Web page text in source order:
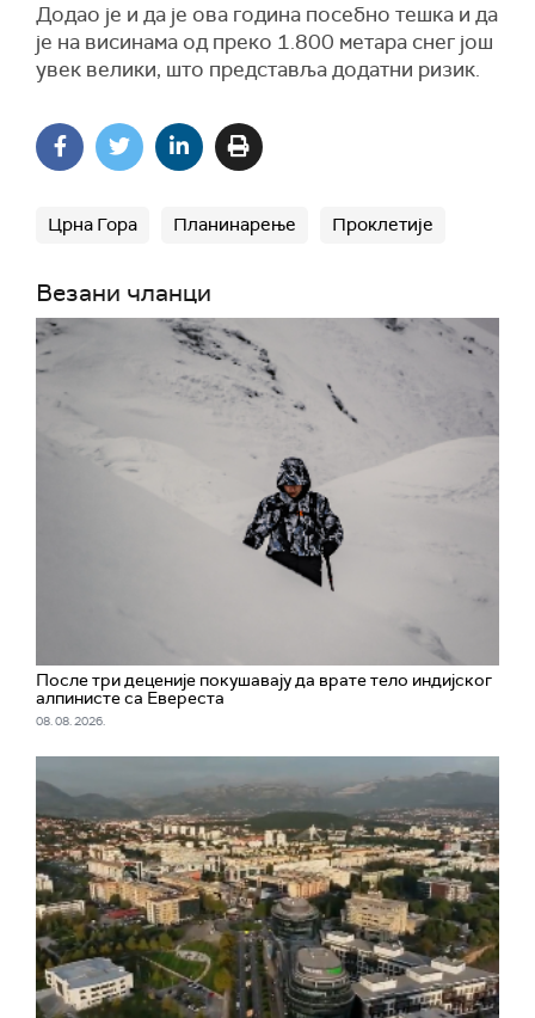
Додао је и да је ова година посебно тешка и да
је на висинама од преко 1.800 метара снег још
увек велики, што представља додатни ризик.
Црна Гора Планинарење Проклетије
Везани чланци
После три деценије покушавају да врате тело индијског
алпинисте са Евереста
08. 08. 2026.